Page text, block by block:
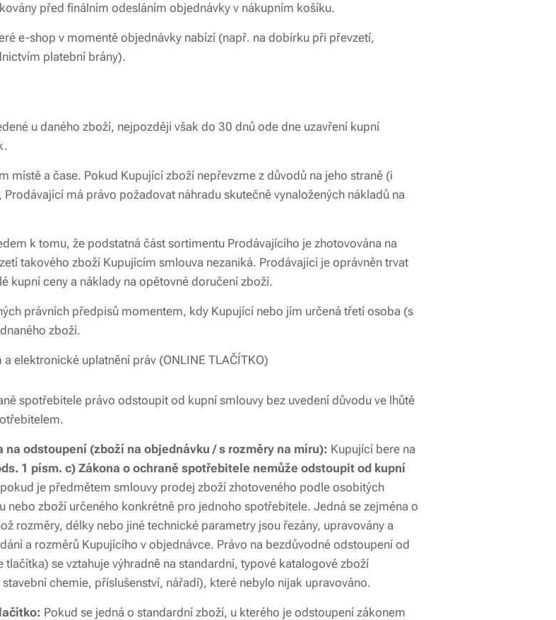
před finálním odesláním objednávky v nákupním košíku.
e-shop v momentě objednávky nabízí (např. na dobírku při převzetí,
platební brány).
u daného zboží, nejpozději však do 30 dnů ode dne uzavření kupní
místě a čase. Pokud Kupující zboží nepřevzme z důvodů na jeho straně (i
má právo požadovat náhradu skutečně vynaložených nákladů na
k tomu, že podstatná část sortimentu Prodávajícího je zhotovována na
takového zboží Kupujícím smlouva nezaniká. Prodávající je oprávněn trvat
kupní ceny a náklady na opětovné doručení zboží.
právních předpisů momentem, kdy Kupující nebo jím určená třetí osoba (s
zboží.
elektronické uplatnění práv (ONLINE TLAČÍTKO)
spotřebitele právo odstoupit od kupní smlouvy bez uvedení důvodu ve lhůtě
na odstoupení (zboží na objednávku / s rozměry na míru): Kupující bere na
1 písm. c) Zákona o ochraně spotřebitele nemůže odstoupit od kupní
je předmětem smlouvy prodej zboží zhotoveného podle osobitých
zboží určeného konkrétně pro jednoho spotřebitele. Jedná se zejména o
rozměry, délky nebo jiné technické parametry jsou řezány, upravovány a
a rozměrů Kupujícího v objednávce. Právo na bezdůvodné odstoupení od
se vztahuje výhradně na standardní, typové katalogové zboží
chemie, příslušenství, nářadí), které nebylo nijak upravováno.
Pokud se jedná o standardní zboží, u kterého je odstoupení zákonem